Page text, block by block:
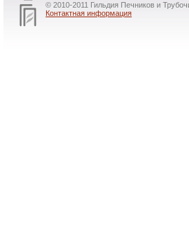
© 2010-2011 Гильдия Печников и
Контактная информация